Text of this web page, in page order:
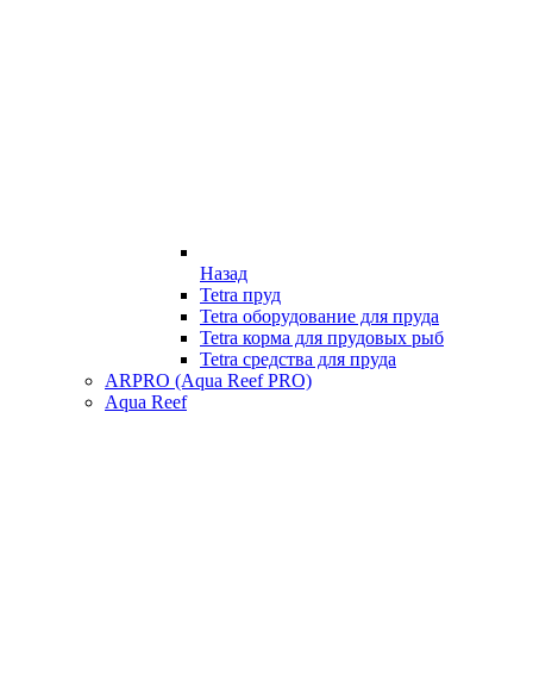
Назад
Tetra пруд
Tetra оборудование для пруда
Tetra корма для прудовых рыб
Tetra средства для пруда
ARPRO (Aqua Reef PRO)
Aqua Reef